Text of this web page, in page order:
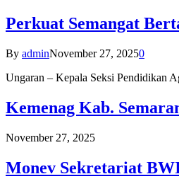
Perkuat Semangat
By adminNovember 27, 20250
Ungaran – Kepala Seksi Pendidikan
Kemenag Kab.
November 27, 2025
Monev Sekretariat